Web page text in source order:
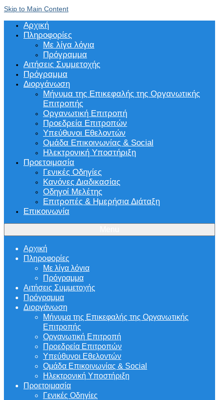
Skip to Main Content
Αρχική
Πληροφορίες
Με λίγα λόγια
Πρόγραμμα
Αιτήσεις Συμμετοχής
Πρόγραμμα
Διοργάνωση
Μήνυμα της Επικεφαλής της Οργανωτικής
Επιτροπής
Οργανωτική Επιτροπή
Προεδρεία Επιτροπών
Υπεύθυνοι Εθελοντών
Ομάδα Επικοινωνίας & Social
Ηλεκτρονική Υποστήριξη
Προετοιμασία
Γενικές Οδηγίες
Κανόνες Διαδικασίας
Οδηγοί Μελέτης
Επιτροπές & Ημερήσια Διάταξη
Επικοινωνία
Αρχική
Πληροφορίες
Με λίγα λόγια
Πρόγραμμα
Αιτήσεις Συμμετοχής
Πρόγραμμα
Διοργάνωση
Μήνυμα της Επικεφαλής της Οργανωτικής
Επιτροπής
Οργανωτική Επιτροπή
Προεδρεία Επιτροπών
Υπεύθυνοι Εθελοντών
Ομάδα Επικοινωνίας & Social
Ηλεκτρονική Υποστήριξη
Προετοιμασία
Γενικές Οδηγίες